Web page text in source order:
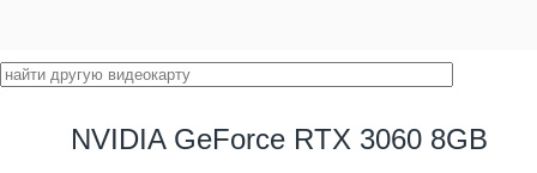
NVIDIA GeForce RTX 3060 8GB